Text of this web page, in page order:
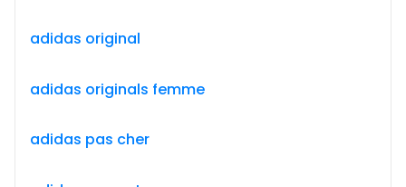
adidas original
adidas originals femme
adidas pas cher